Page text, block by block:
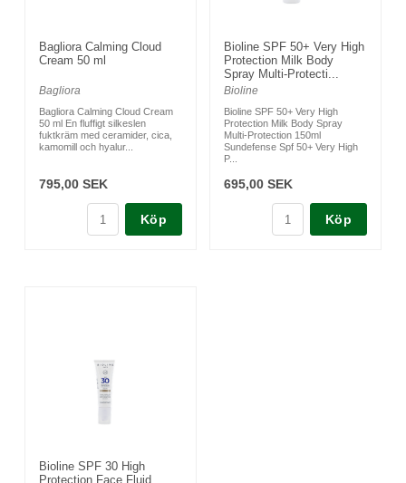
Bagliora Calming Cloud
Cream 50 ml
Bagliora
Bagliora Calming Cloud Cream
50 ml En fluffigt silkeslen
fuktkräm med ceramider, cica,
kamomill och hyalur...
795,00 SEK
Köp
Bioline SPF 50+ Very High
Protection Milk Body
Spray Multi-Protecti...
Bioline
Bioline SPF 50+ Very High
Protection Milk Body Spray
Multi-Protection 150ml
Sundefense Spf 50+ Very High
P...
695,00 SEK
Köp
Bioline SPF 30 High
Protection Face Fluid